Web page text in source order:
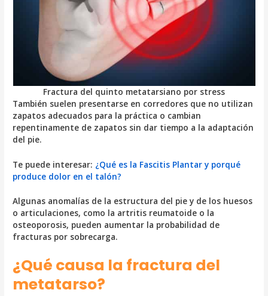
Fractura del quinto metatarsiano por stress
También suelen presentarse en corredores que no utilizan
zapatos adecuados para la práctica o cambian
repentinamente de zapatos sin dar tiempo a la adaptación
del pie.
Te puede interesar: ¿Qué es la Fascitis Plantar y porqué
produce dolor en el talón?
Algunas anomalías de la estructura del pie y de los huesos
o articulaciones, como la artritis reumatoide o la
osteoporosis, pueden aumentar la probabilidad de
fracturas por sobrecarga.
¿Qué causa la fractura del
metatarso?